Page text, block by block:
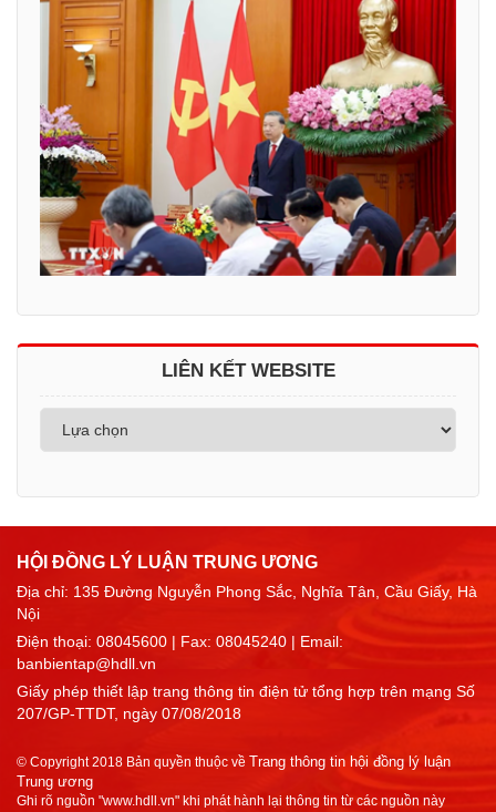
LIÊN KẾT WEBSITE
HỘI ĐỒNG LÝ LUẬN TRUNG ƯƠNG
Địa chỉ: 135 Đường Nguyễn Phong Sắc, Nghĩa Tân, Cầu Giấy, Hà
Nội
Điện thoại: 08045600 | Fax: 08045240 | Email:
banbientap@hdll.vn
Giấy phép thiết lập trang thông tin điện tử tổng hợp trên mạng Số
207/GP-TTDT, ngày 07/08/2018
© Copyright 2018 Bản quyền thuộc về Trang thông tin hội đồng lý luận
Trung ương
Ghi rõ nguồn "www.hdll.vn" khi phát hành lại thông tin từ các nguồn này